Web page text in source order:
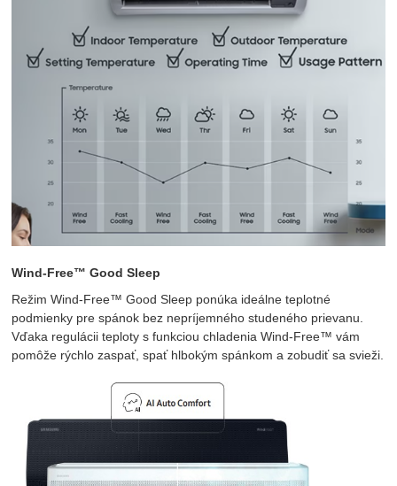
Wind-Free™ Good Sleep
Režim Wind-Free™ Good Sleep ponúka ideálne teplotné
podmienky pre spánok bez nepríjemného studeného prievanu.
Vďaka regulácii teploty s funkciou chladenia Wind-Free™ vám
pomôže rýchlo zaspať, spať hlbokým spánkom a zobudiť sa svieži.